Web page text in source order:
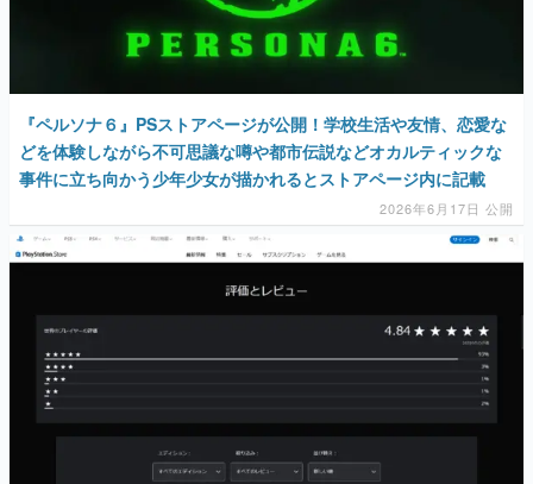
『ペルソナ６』PSストアページが公開！学校生活や友情、恋愛な
どを体験しながら不可思議な噂や都市伝説などオカルティックな
事件に立ち向かう少年少女が描かれるとストアページ内に記載
2026年6月17日 公開